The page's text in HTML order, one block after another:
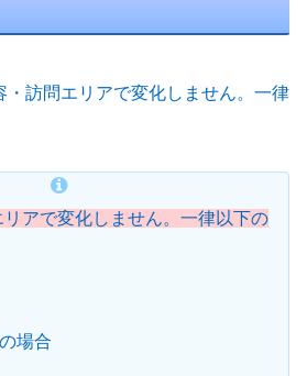
・訪問エリアで変化しません。一律
リアで変化しません。一律以下の
場合